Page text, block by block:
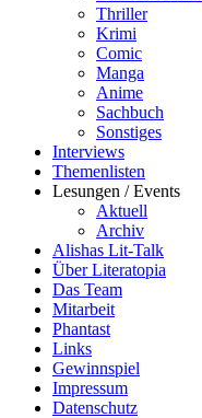
Thriller
Krimi
Comic
Manga
Anime
Sachbuch
Sonstiges
Interviews
Themenlisten
Lesungen / Events
Aktuell
Archiv
Alishas Lit-Talk
Über Literatopia
Das Team
Mitarbeit
Phantast
Links
Gewinnspiel
Impressum
Datenschutz